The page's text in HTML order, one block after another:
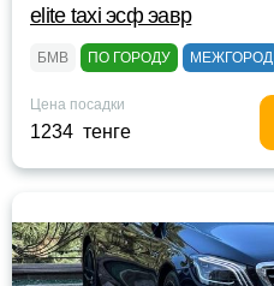
elite taxi эсф эавр
БМВ ПО ГОРОДУ МЕЖГОРОД
Цена посадки
1234 тенге